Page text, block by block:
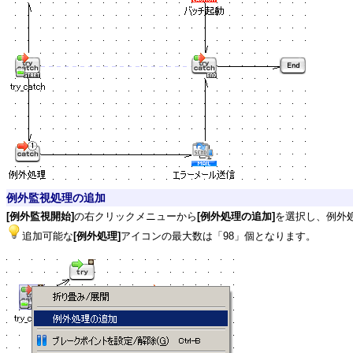
例外監視処理の追加
[例外監視開始]の右クリックメニューから [例外処理の追加] を選択し、例外
追加可能な [例外処理] アイコンの最大数は「98」個となります。